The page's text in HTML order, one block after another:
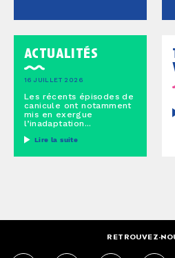
actualités
16 JUILLET 2026
Les récents épisodes de
canicule ont notamment
mis en exergue
l’inadaptation...
Lire la suite
RETROUVEZ-